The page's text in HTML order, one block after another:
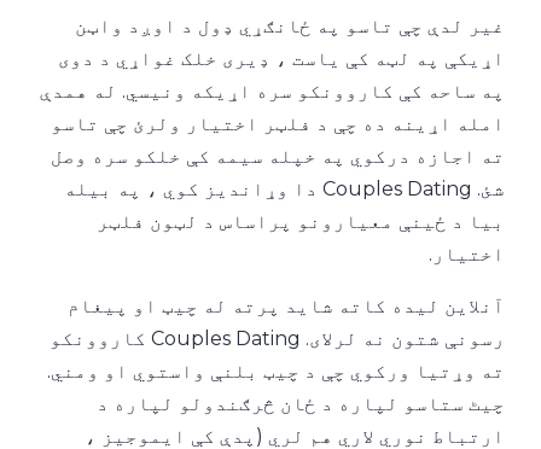
غیر لدې چې تاسو په ځانګړي ډول د اوږد واټن
اړیکې په لټه کې یاست ، ډیری خلک غواړي د دوی
په ساحه کې کاروونکو سره اړیکه ونیسي. له همدې
امله اړینه ده چې د فلټر اختیار ولرئ چې تاسو
ته اجازه درکوي په خپله سیمه کې خلکو سره وصل
شئ. Couples Dating دا وړاندیز کوي ، په بیله
بیا د ځینې معیارونو پراساس د لټون فلټر
اختیار.
آنلاین لیده کاته شاید پرته له چیټ او پیغام
رسونې شتون نه لرلای. Couples Dating کاروونکو
ته وړتیا ورکوي چې د چیټ بلنې واستوي او ومني.
چیٹ ستاسو لپاره د ځان څرګندولو لپاره د
ارتباط نوري لاري هم لري (پدې کې ایموجیز ،